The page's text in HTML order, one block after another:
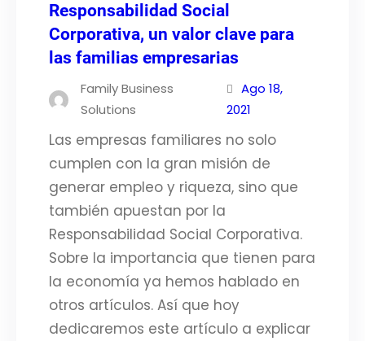
Responsabilidad Social
Corporativa, un valor clave para
las familias empresarias
Family Business
Solutions
Ago 18,
2021
Las empresas familiares no solo
cumplen con la gran misión de
generar empleo y riqueza, sino que
también apuestan por la
Responsabilidad Social Corporativa.
Sobre la importancia que tienen para
la economía ya hemos hablado en
otros artículos. Así que hoy
dedicaremos este artículo a explicar